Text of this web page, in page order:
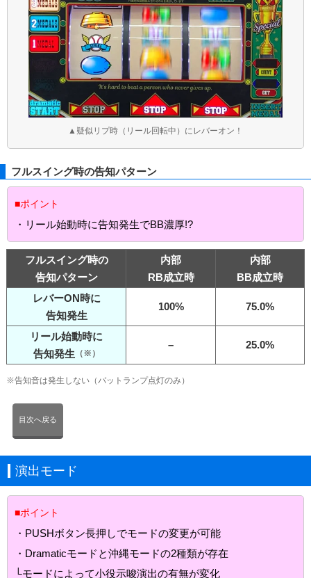
▲疑似リプ時（リール回転中）にレバーオン！
フルスイング時の告知パターン
■ポイント
・リール始動時に告知発生でBB濃厚!?
フルスイング時の
告知パターン
内部
RB成立時
内部
BB成立時
レバーON時に
告知発生
100% 75.0%
リール始動時に
告知発生 （※）
– 25.0%
※告知音は発生しない（バットランプ点灯のみ）
目次へ戻る
演出モード
■ポイント
・PUSHボタン長押しでモードの変更が可能
・Dramaticモードと沖縄モードの2種類が存在
└モードによって小役示唆演出の有無が変化